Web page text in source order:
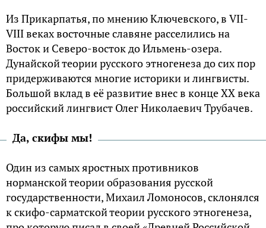
Из Прикарпатья, по мнению Ключевского, в VII-
VIII веках восточные славяне расселились на
Восток и Северо-восток до Ильмень-озера.
Дунайской теории русского этногенеза до сих пор
придерживаются многие историки и лингвисты.
Большой вклад в её развитие внес в конце XX века
российский лингвист Олег Николаевич Трубачев.
Да, скифы мы!
Один из самых яростных противников
норманской теории образования русской
государственности, Михаил Ломоносов, склонялся
к скифо-сарматской теории русского этногенеза,